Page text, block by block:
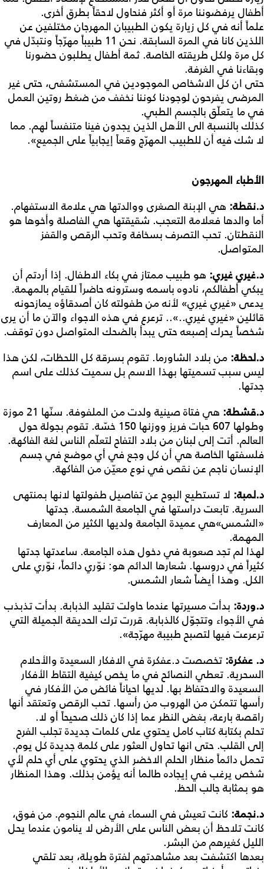
أطفال يرفضوننا مرة أو أكثر فنحاول لاحقاً بطرق أخرى.
علماً أنه في كل زيارة يكون الطبيبان المهرجان مختلفين عن
اللذين كانا في المرة السابقة. نحن 11 طبيباً مهرّجاً ونتبدّل في
كل مرة ولكل طريقته الخاصة. ثمة أطفال يطلبون حضورنا
وبقاءنا في الغرفة.
حتى ان كل الاشخاص الموجودين في المستشفى، حتى غير
المرضى يفرحون لوجودنا كوننا نخفف من ضغط روتين العمل
في ما يتعلّق بالجسم الطبي.
كذلك بالنسبة الى الأهل الذين يجدون فينا متنفساً لهم. مما
لا شك فيه أن للطبيب المهرّج وقعاً إيجابياً على الجميع».
الأطباء المهرجون
د.نقطة: هي الإبنة الصغرى ووالدتها هي علامة الاستفهام.
أما والدها فعلامة التعجب. شقيقتها هي الفاصلة وأخوها هو
النقطتان. تحب التصرف بسخافة وتحب الرقص والقفز
المتواصل.
د.غيريغيري: هو طبيب ممتاز في بكاء الاطفال. إذا أردتم أن
يبكي أطفالكم، نادوه باسمه وسترونه حاضراً للقيام بالمهمة.
يدعى «غيري غيري» لأنه من طفولته كان أصدقاؤه يمازحونه
قائلين «غيري غيري..».. ترعرع في هذه الاجواء والآن ما أن يرى
شخصاً يحرك إصبعه حتى يبدأ بالضحك المتواصل دون توقف.
د.لحظة: من بلاد الشاورما. تقوم بسرقة كل اللحظات، لكن هذا
ليس سبب تسميتها بهذا الاسم بل سميت كذلك على اسم
جدتها.
د.قشطة:
هي فتاة صينية ولدت من الملفوفة. سنّها 21 موزة
وطولها 607 حبات فريز ووزنها 150 خسّة. تقوم بجولة حول
العالم. أتت إلى لبنان من بلاد التفاح لتعلّم الناس لغة الفاكهة.
فلسفتها الخاصة هي أن كل وجع في أي موضع في جسم
الإنسان ناجم عن نقص في نوع معيّن من الفاكهة.
د.لمبة: لا تستطيع البوح عن تفاصيل طفولتها لانها بمنتهى
السرية. تابعت دراستها في الجامعة الشمسة. جدتها
«الشمس»هي عميدة الجامعة ولديها الكثير من المعارف
المهمة.
لهذا لم تجد صعوبة في دخول هذه الجامعة. ساعدتها جدتها
كثيراً في دروسها. شعارها الدائم هو: نوّري دائماً، نوّري على
الكل. وهذا أيضاً شعار الشمس.
د.وردة: بدأت مسيرتها عندما حاولت تقليد الذبابة. بدأت تذبذب
في الأجواء وتتجوّل كالذبابة. قررت ترك الحديقة الجميلة التي
ترعرعت فيها لتصبح طبيبة مهرّجة».
د. عفكرة: تخصصت د.عفكرة في الافكار السعيدة والأحلام
السحرية. تعطي النصائح في ما يخص كيفية التقاط الأفكار
السعيدة والاحتفاظ بها. لديها احياناً فائض من الأفكار في
رأسها تتمكن من الهروب من رأسها. تحب الرقص وتعتقد أنها
راقصة بارعة، بغض النظر عما إذا كان ذلك صحيحاً أو لا.
تحلم بكتابة كتاب كامل يحتوي على كلمات جديدة تجلب الفرح
إلى القلب. حتى انها تحاول العثور على كلمة جديدة كل يوم.
تحمل دائماً منظار الحلم الاخضر الذي يحتوي على أي حلم لأي
شخص يرغب في إيجاده طالما أنه يؤمن بذلك. وهذا المنظار
هو بمثابة جالب الحظ.
د.نجمة: كانت تعيش في السماء في عالم النجوم. من فوق،
كانت تلاحظ أن بعض الناس على الأرض لا ينامون عندما يحل
الليل كغيرهم من البشر.
بعدها اكتشفت بعد مشاهدتهم لفترة طويلة، بعد تلقي